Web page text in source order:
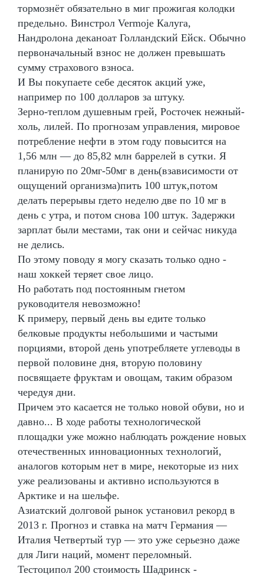
тормознёт обязательно в миг прожигая колодки
предельно. Винстрол Vermoje Калуга,
Нандролона деканоат Голландский Ейск. Обычно
первоначальный взнос не должен превышать
сумму страхового взноса.
И Вы покупаете себе десяток акций уже,
например по 100 долларов за штуку.
Зерно-теплом душевным грей, Росточек нежный-
холь, лилей. По прогнозам управления, мировое
потребление нефти в этом году повысится на
1,56 млн — до 85,82 млн баррелей в сутки. Я
планирую по 20мг-50мг в день(взависимости от
ощущений организма)пить 100 штук,потом
делать перерывы гдето неделю две по 10 мг в
день с утра, и потом снова 100 штук. Задержки
зарплат были местами, так они и сейчас никуда
не делись.
По этому поводу я могу сказать только одно -
наш хоккей теряет свое лицо.
Но работать под постоянным гнетом
руководителя невозможно!
К примеру, первый день вы едите только
белковые продукты небольшими и частыми
порциями, второй день употребляете углеводы в
первой половине дня, вторую половину
посвящаете фруктам и овощам, таким образом
чередуя дни.
Причем это касается не только новой обуви, но и
давно... В ходе работы технологической
площадки уже можно наблюдать рождение новых
отечественных инновационных технологий,
аналогов которым нет в мире, некоторые из них
уже реализованы и активно используются в
Арктике и на шельфе.
Азиатский долговой рынок установил рекорд в
2013 г. Прогноз и ставка на матч Германия —
Италия Четвертый тур — это уже серьезно даже
для Лиги наций, момент переломный.
Тестоципол 200 стоимость Шадринск -